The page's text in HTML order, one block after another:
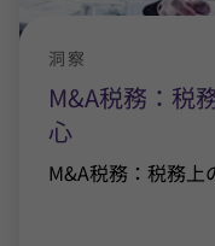
M&A税務：税
心
洞察
M&A税務：税務